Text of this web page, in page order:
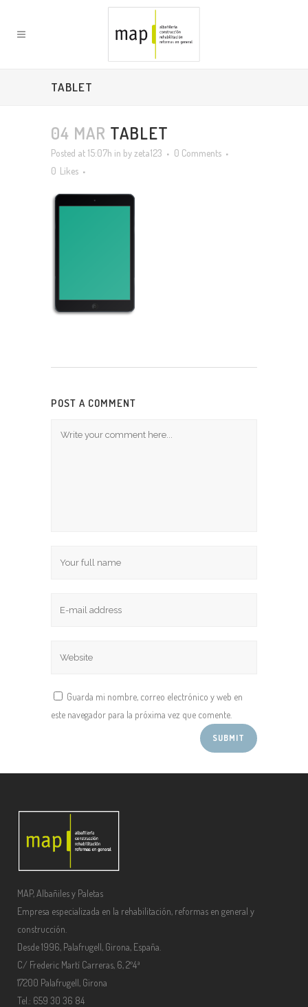
TABLET
04 MAR TABLET
Posted at 15:07h in byzeta123
0 Comments
0 Likes
POST A COMMENT
Guarda mi nombre, correo electrónico y web en
este navegador para la próxima vez que comente.
MAP, Albañiles y Paletas
Empresa especializada en la rehabilitación, reformas en general y
construcción.
Desde 1996, Palafrugell, Girona, España.
C/ Frederic Martí Carreras, 6, 2º4ª
17200 Palafrugell, Girona
Tel.: 659 30 36 84